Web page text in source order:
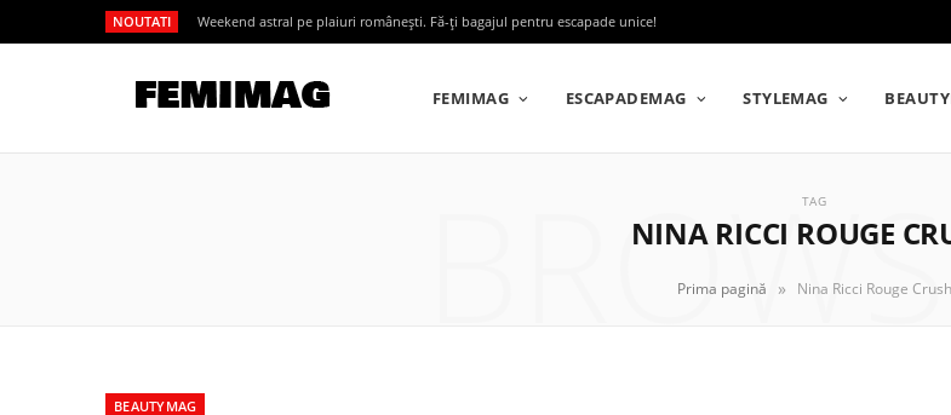
NOUTATI Weekend astral pe plaiuri românești. Fă-ți bagajul pentru escapade unice!
FEMIMAG ESCAPADEMAG STYLEMAG
TAG
NINA RICCI ROUGE
Prima pagină » Nina Ricci Rouge Crush
BEAUTYMAG